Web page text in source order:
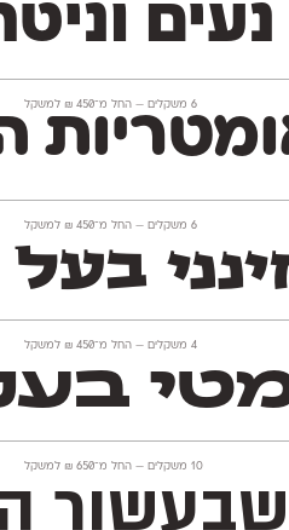
‫6 משקלים — החל מ־ 450
₪ למשקל
‫6 משקלים — החל מ־450
₪ למשקל
‫4 משקלים — החל מ־ 450
₪ למשקל
‫10 משקלים — החל מ־ 650
₪ למשקל